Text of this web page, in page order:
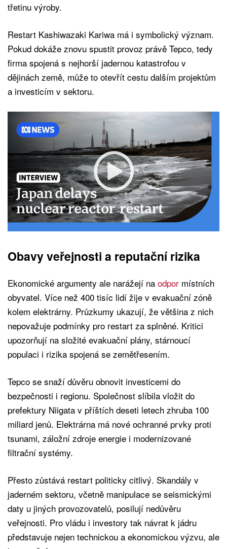
třetinu výroby.
Restart Kashiwazaki Kariwa má i symbolický význam.
Pokud dokáže znovu spustit provoz právě Tepco, tedy
firma spojená s nejhorší jadernou katastrofou v
dějinách země, může to otevřít cestu dalším projektům
a investicím v sektoru.
Obavy veřejnosti a reputační rizika
Ekonomické argumenty ale narážejí na odpor místních
obyvatel. Více než 400 tisíc lidí žije v evakuační zóně
kolem elektrárny. Průzkumy ukazují, že většina z nich
nepovažuje podmínky pro restart za splněné. Kritici
upozorňují na složité evakuační plány, stárnoucí
populaci i rizika spojená se zemětřesením.
Tepco se snaží důvěru obnovit investicemi do
bezpečnosti i regionu. Společnost slíbila vložit do
prefektury Niigata v příštích deseti letech zhruba 100
miliard jenů. Elektrárna má nové ochranné prvky proti
tsunami, záložní zdroje energie i modernizované
filtrační systémy.
Přesto zůstává restart politicky citlivý. Skandály v
jaderném sektoru, včetně manipulace se seismickými
daty u jiných provozovatelů, posilují nedůvěru
veřejnosti. Pro vládu i investory tak návrat k jádru
představuje nejen technickou a ekonomickou výzvu, ale